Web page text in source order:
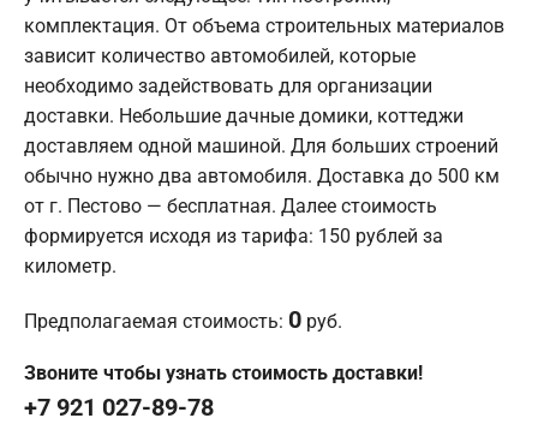
комплектация. От объема строительных материалов
зависит количество автомобилей, которые
необходимо задействовать для организации
доставки. Небольшие дачные домики, коттеджи
доставляем одной машиной. Для больших строений
обычно нужно два автомобиля. Доставка до 500 км
от г. Пестово — бесплатная. Далее стоимость
формируется исходя из тарифа: 150 рублей за
километр.
Предполагаемая стоимость: 0 руб.
Звоните чтобы узнать стоимость доставки!
+7 921 027-89-78